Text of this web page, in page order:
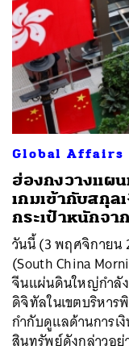
Global Affairs
ฮ่องกงวางแผ
เกมเข้ากับสกุล
กระเป๋าหนักจา
วันนี้ (3 พฤศจิกายน
(South China
จีนแผ่นดินใหญ่กำลั
ดิจิทัลในเขตบริหาร
กำกับดูแลด้านการเ
สินทรัพย์ดังกล่าวอย่